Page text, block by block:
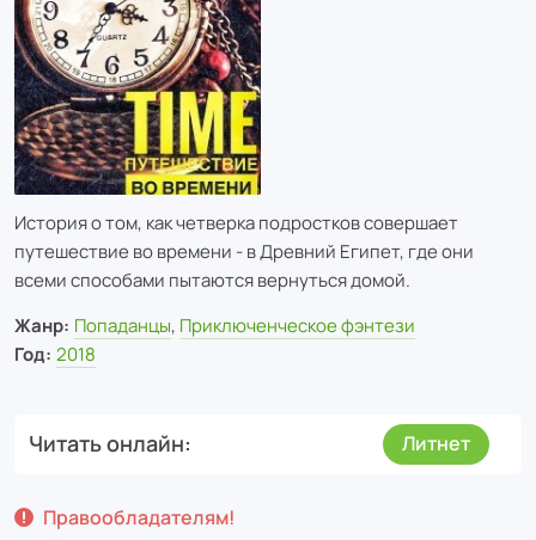
История о том, как четверка подростков совершает
путешествие во времени - в Древний Египет, где они
всеми способами пытаются вернуться домой.
Жанр: Попаданцы, Приключенческое фэнтези
Год: 2018
Читать онлайн Литнет
Правообладателям!